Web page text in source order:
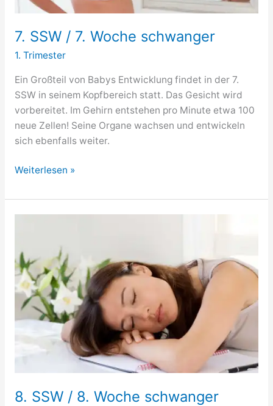
7. SSW / 7. Woche schwanger
1. Trimester
Ein Großteil von Babys Entwicklung findet in der 7.
SSW in seinem Kopfbereich statt. Das Gesicht wird
vorbereitet. Im Gehirn entstehen pro Minute etwa 100
neue Zellen! Seine Organe wachsen und entwickeln
sich ebenfalls weiter.
7.
/
7.
schwanger
Weiterlesen »
8. SSW / 8. Woche schwanger